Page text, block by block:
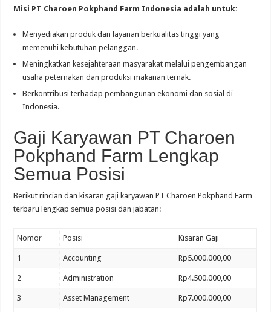
Misi PT Charoen Pokphand Farm Indonesia adalah untuk:
Menyediakan produk dan layanan berkualitas tinggi yang
memenuhi kebutuhan pelanggan.
Meningkatkan kesejahteraan masyarakat melalui pengembangan
usaha peternakan dan produksi makanan ternak.
Berkontribusi terhadap pembangunan ekonomi dan sosial di
Indonesia.
Gaji Karyawan PT Charoen
Pokphand Farm Lengkap
Semua Posisi
Berikut rincian dan kisaran gaji karyawan PT Charoen Pokphand Farm
terbaru lengkap semua posisi dan jabatan:
Nomor Posisi Kisaran Gaji
1 Accounting Rp5.000.000,00
2 Administration Rp4.500.000,00
3 Asset Management Rp7.000.000,00